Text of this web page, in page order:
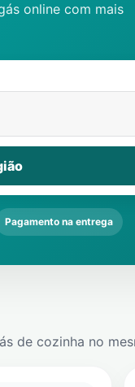
online com mais
Pagamento na entrega
de cozinha no